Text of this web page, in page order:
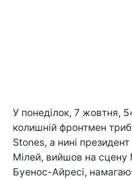
У понеділок, 7 жовтня,
колишній фронтмен
Stones, а нині
Мілей, вийшов на сцену
Буенос-Айресі,